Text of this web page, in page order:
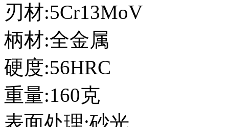
刃材:5Cr13MoV
柄材:全金属
硬度:56HRC
重量:160克
表面处理:砂光